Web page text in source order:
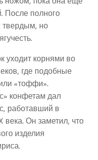
После полного
твердым, но
уходит корнями во
где подобные
«тоффи».
конфетам дал
работавший в
века. Он заметил, что
изделия